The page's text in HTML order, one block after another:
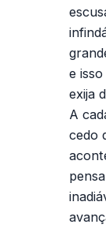
e
exija
A
cedo